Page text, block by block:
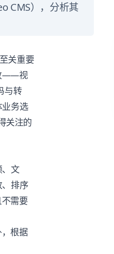
CMS），分析其
关重要
——视
与转
务选
关注的
文
排序
需要
根据